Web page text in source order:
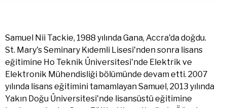
Samuel Nii Tackie, 1988 yılında Gana, Accra'da doğdu.
St. Mary's Seminary Kıdemli Lisesi'nden sonra lisans
eğitimine Ho Teknik Üniversitesi'nde Elektrik ve
Elektronik Mühendisliği bölümünde devam etti. 2007
yılında lisans eğitimini tamamlayan Samuel, 2013 yılında
Yakın Doğu Üniversitesi'nde lisansüstü eğitimine